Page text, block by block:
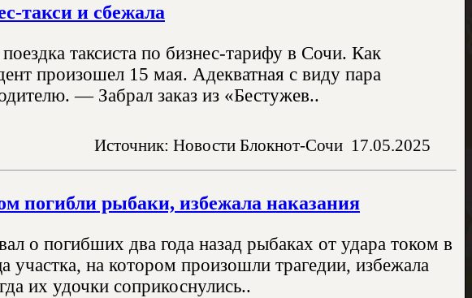
такси и сбежала
таксиста по бизнес-тарифу в Сочи. Как
произошел 15 мая. Адекватная с виду пара
— Забрал заказ из «Бестужев..
Источник: Новости Блокнот-Сочи 17.05.2025
погибли рыбаки, избежала наказания
о погибших два года назад рыбаках от удара током в
участка, на котором произошли трагедии, избежала
их удочки соприкоснулись..